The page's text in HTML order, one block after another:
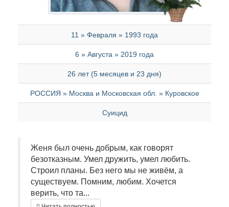
11 » Февраля » 1993 года
6 » Августа » 2019 года
26 лет (5 месяцев и 23 дня)
РОССИЯ » Москва и Московская обл. » Куровское
Суицид
Женя был очень добрым, как говорят
безотказным. Умел дружить, умел любить.
Строил планы. Без него мы не живём, а
существуем. Помним, любим. Хочется
верить, что та...